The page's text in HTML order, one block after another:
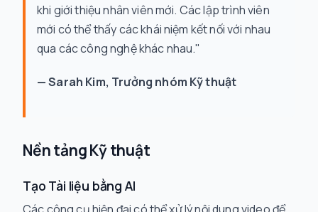
khi giới thiệu nhân viên mới. Các lập trình viên
mới có thể thấy các khái niệm kết nối với nhau
qua các công nghệ khác nhau."
— Sarah Kim, Trưởng nhóm Kỹ thuật
Nền tảng Kỹ thuật
Tạo Tài liệu bằng AI
Các công cụ hiện đại có thể xử lý nội dung video để